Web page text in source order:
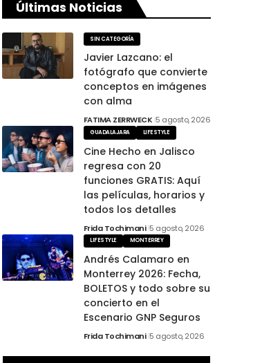
Últimas Noticias
SIN CATEGORÍA
Javier Lazcano: el
fotógrafo que convierte
conceptos en imágenes
con alma
FATIMA ZERRWECK 5 agosto, 2026
GUADALAJARA LIFESTYLE
Cine Hecho en Jalisco
regresa con 20
funciones GRATIS: Aquí
las películas, horarios y
todos los detalles
Frida Tochimani 5 agosto, 2026
LIFESTYLE MONTERREY
Andrés Calamaro en
Monterrey 2026: Fecha,
BOLETOS y todo sobre su
concierto en el
Escenario GNP Seguros
Frida Tochimani 5 agosto, 2026